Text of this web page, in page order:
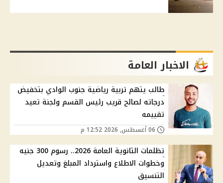
الاخبار العامة
طالب يتهم تربية رياضية جنوب الوادي بتخفيض
درجاته لصالح قريب رئيس القسم ولجنة تعيد
تقييمه
تظلمات الثانوية العامة 2026.. رسوم 300 جنيه
وخطوات الاطلاع واسترداد المبلغ وتعديل
التنسيق